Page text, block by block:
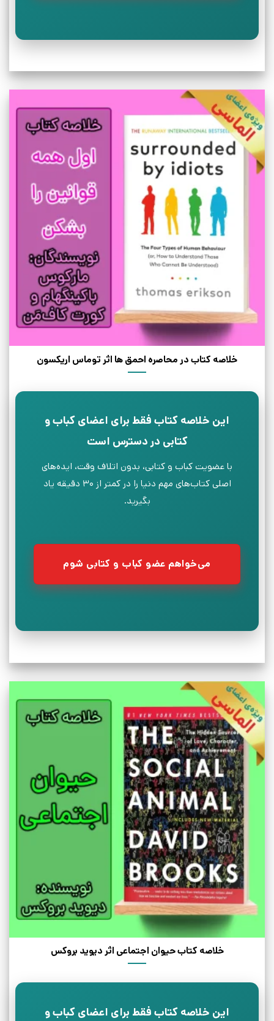
خلاصه کتاب در محاصره احمق ها اثر توماس اریکسون
این خلاصه کتاب فقط برای اعضای کباب و
کتابی در دسترس است
با عضویت کباب و کتابی، بدون اتلاف وقت، ایده‌های
اصلی کتاب‌های مهم دنیا را در کمتر از ۳۰ دقیقه یاد
بگیرید.
می‌خواهم عضو کباب و کتابی شوم
خلاصه کتاب حیوان اجتماعی اثر دیوید بروکس
این خلاصه کتاب فقط برای اعضای کباب و